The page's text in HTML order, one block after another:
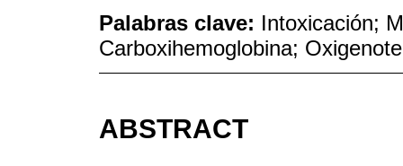
Palabras clave: Intoxicación;
Carboxihemoglobina;
ABSTRACT